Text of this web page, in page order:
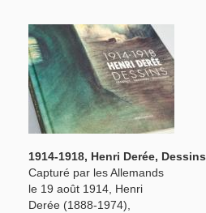
1914-1918, Henri Derée, Dessins
Capturé par les Allemands
le 19 août 1914, Henri
Derée (1888-1974),